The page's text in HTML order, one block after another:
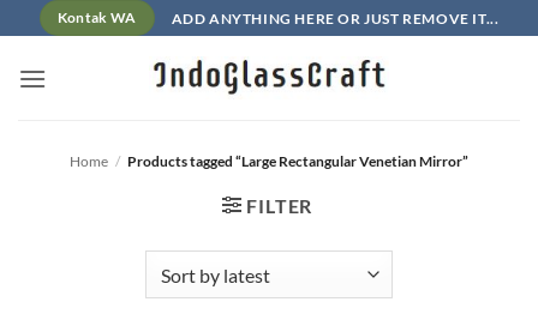
to
content
Kontak WA ADD ANYTHING HERE OR JUST REMOVE IT...
Home / Products tagged “Large Rectangular Venetian Mirror”
FILTER